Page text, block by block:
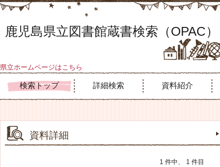
鹿児島県立図書館蔵書検索（OPAC）
県立ホームページはこちら
検索トップ 詳細検索 資料紹介
資料詳細
1 件中、 1 件目